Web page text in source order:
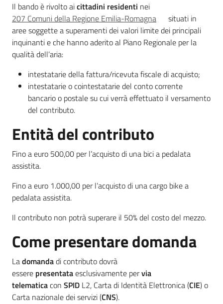
e
o
r
g
a
m
m
a
Regione
Romagna
Regione
Novità
Il bando è rivolto aicittadini residenti nei
207 Comuni della Regione Emilia-Romagna
situati in
aree soggette a superamenti dei valori limite dei principali
inquinanti e che hanno aderito al Piano Regionale per la
qualità dell’aria:
intestatarie della fattura/ricevuta fiscale di acquisto;
intestatarie o cointestatarie del conto corrente
bancario o postale su cui verrà effettuato il versamento
del contributo.
Entità del contributo
Fino a euro 500,00 per l’acquisto di una bici a pedalata
assistita.
Fino a euro 1.000,00 per l’acquisto di una cargo bike a
pedalata assistita.
Il contributo non potrà superare il 50% del costo del mezzo.
Come presentare domanda
Ladomandadi contributo dovrà
essere presentataesclusivamente pervia
telematicacon SPID L2, Carta di Identità Elettronica (CIE) o
Carta nazionale dei servizi (CNS).